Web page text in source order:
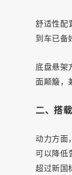
舒适性配
到车已备
底盘悬架
面颠簸，
二、搭
动力方面
可以降低
超过新国